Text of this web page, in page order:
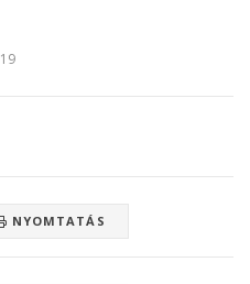
NYOMTATÁS